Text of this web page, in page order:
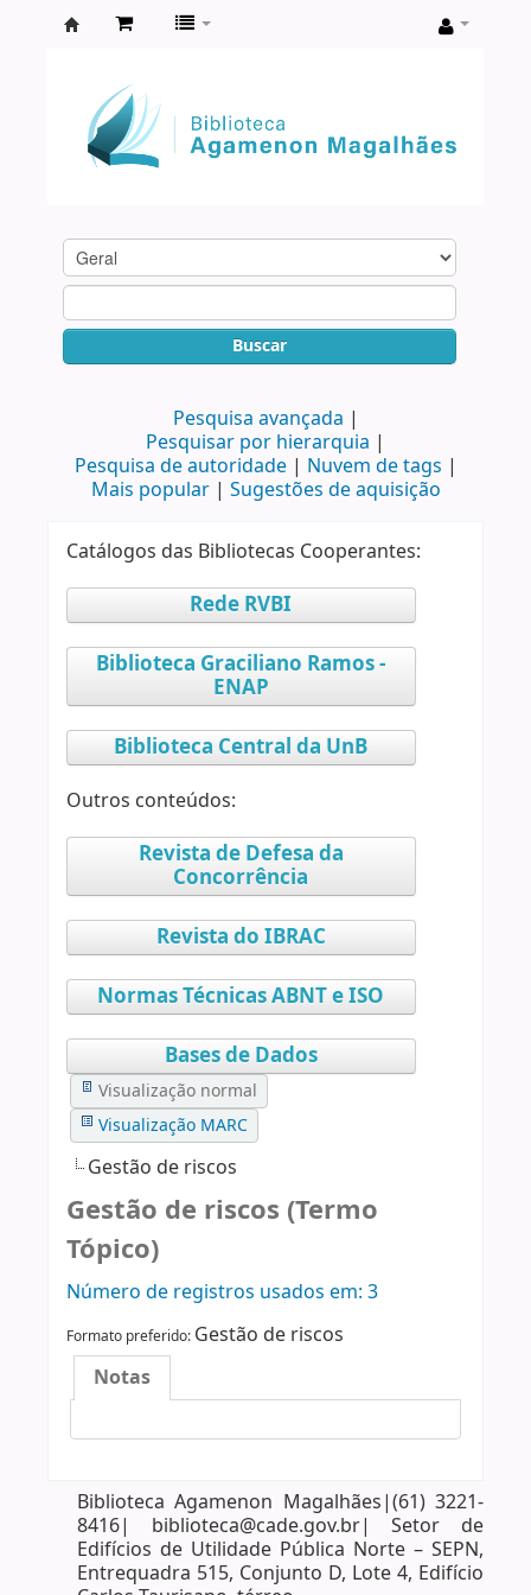
Agamenon
Magalhães
Buscar
Pesquisa avançada
Pesquisar por hierarquia
Pesquisa de autoridade
Nuvem de tags
Mais popular
Sugestões de aquisição
Catálogos das Bibliotecas Cooperantes:
Rede RVBI
Biblioteca Graciliano Ramos -
ENAP
Biblioteca Central da UnB
Outros conteúdos:
Revista de Defesa da
Concorrência
Revista do IBRAC
Normas Técnicas ABNT e ISO
Bases de Dados
Visualização normal
Visualização MARC
Gestão de riscos
Gestão de riscos (Termo
Tópico)
Número de registros usados ​​em: 3
Formato preferido: Gestão de riscos
Notas
Biblioteca Agamenon Magalhães|(61) 3221-
8416| biblioteca@cade.gov.br| Setor de
Edifícios de Utilidade Pública Norte – SEPN,
Entrequadra 515, Conjunto D, Lote 4, Edifício